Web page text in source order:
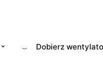
Dobierz